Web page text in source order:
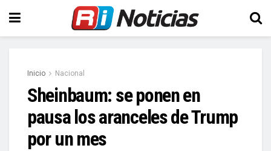
Inicio Nacional
Sheinbaum: se ponen en
pausa los aranceles de Trump
por un mes